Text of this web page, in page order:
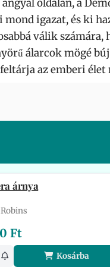
oldalán, a
igazat, és ki
válik
álarcok mögé
az emberi
árnya
Ft
Kosárba